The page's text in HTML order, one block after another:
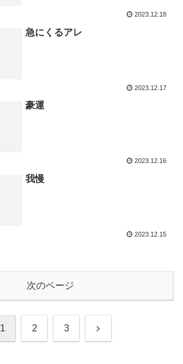
2023.12.18
急にくるアレ
2023.12.17
豪運
2023.12.16
我慢
2023.12.15
次のページ
1 2 3 次